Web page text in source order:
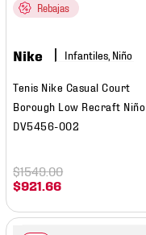
Rebajas
Nike Infantiles, Niño
Tenis Nike Casual Court
Borough Low Recraft Niño
DV5456-002
$921 .66
$1549.00